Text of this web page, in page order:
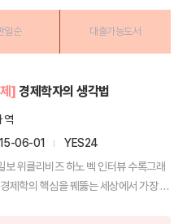
일순 대출가능도서
] 경제학자의 생각법
역
06-01
YES24
보 위클리비즈 하노 벡 인터뷰 수록그래
제학의 핵심을 꿰뚫는 세상에서 가장 쉬